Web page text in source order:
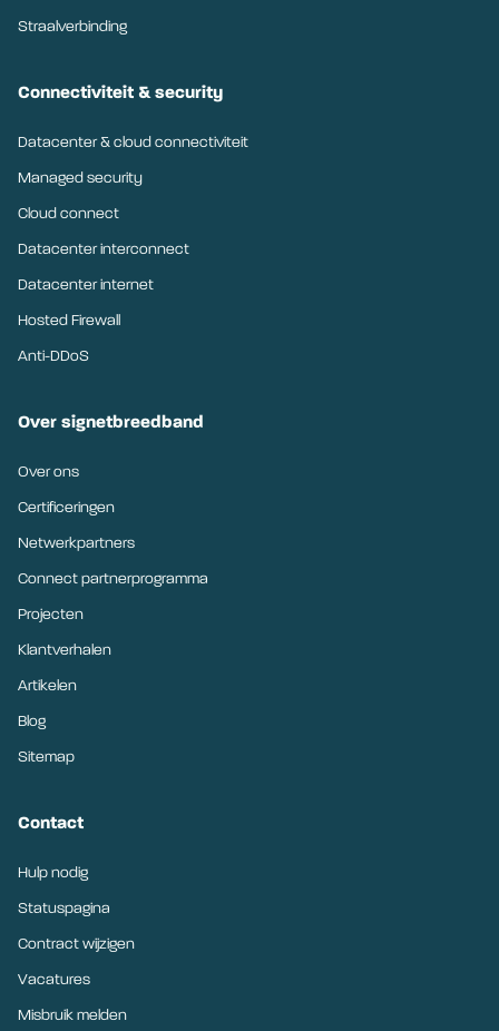
Straalverbinding
Connectiviteit & security
Datacenter & cloud connectiviteit
Managed security
Cloud connect
Datacenter interconnect
Datacenter internet
Hosted Firewall
Anti-DDoS
Over signetbreedband
Over ons
Certificeringen
Netwerkpartners
Connect partnerprogramma
Projecten
Klantverhalen
Artikelen
Blog
Sitemap
Contact
Hulp nodig
Statuspagina
Contract wijzigen
Vacatures
Misbruik melden